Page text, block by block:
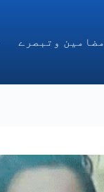
مضامین وتبصرے